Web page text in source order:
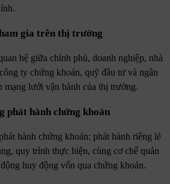
gia trên thị trường
hệ giữa chính phủ, doanh nghiệp, nhà
ty chứng khoán, quỹ đầu tư và ngân
mạng lưới vận hành của thị trường.
phát hành chứng khoán
hành chứng khoán: phát hành riêng lẻ
quy trình thực hiện, cùng cơ chế quản
huy động vốn qua chứng khoán.